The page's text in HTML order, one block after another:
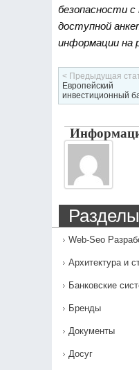
безопасности
доступной
информации на
< Предыдущая
Европейский
инвестиционный
Web-Seo
Архитектура и
Банковские
Бренды
Документы
Досуг